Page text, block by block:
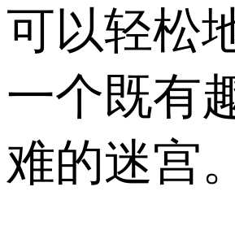
可以轻松
一个既有
难的迷宫。